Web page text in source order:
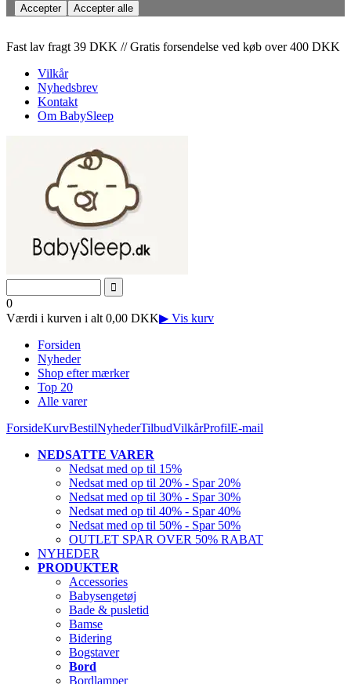
Fast lav fragt 39 DKK // Gratis forsendelse ved køb over 400 DKK
Vilkår
Nyhedsbrev
Kontakt
Om BabySleep
0
Værdi i kurven i alt 0,00 DKK▶ Vis kurv
Forsiden
Nyheder
Shop efter mærker
Top 20
Alle varer
ForsideKurvBestilNyhederTilbudVilkårProfilE-mail
NEDSATTE VARER
Nedsat med op til 15%
Nedsat med op til 20% - Spar 20%
Nedsat med op til 30% - Spar 30%
Nedsat med op til 40% - Spar 40%
Nedsat med op til 50% - Spar 50%
OUTLET SPAR OVER 50% RABAT
NYHEDER
PRODUKTER
Accessories
Babysengetøj
Bade & pusletid
Bamse
Bidering
Bogstaver
Bord
Bordlamper